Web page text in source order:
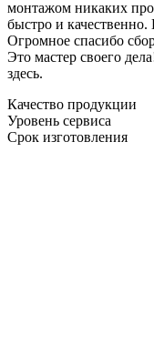
монтажом никаких
быстро и
Огромное спасибо
Это мастер своего
здесь.
Качество продукции
Уровень сервиса
Срок изготовления